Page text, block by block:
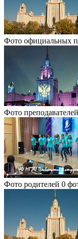
Фото официальных
Фото преподавателей
Фото родителей 0